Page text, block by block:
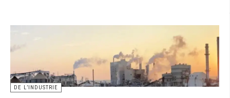
DE L’INDUSTRIE